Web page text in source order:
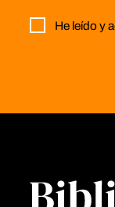
He leído y